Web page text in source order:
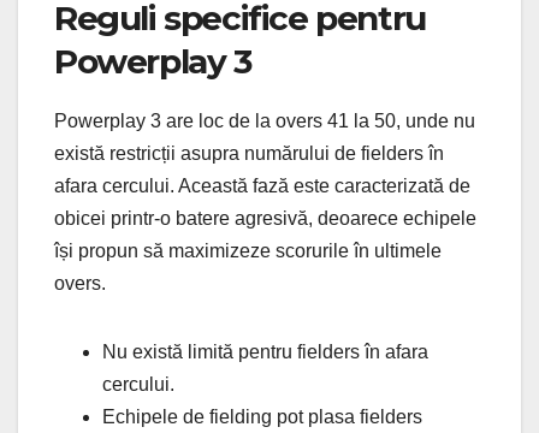
Reguli specifice pentru
Powerplay 3
Powerplay 3 are loc de la overs 41 la 50, unde nu
există restricții asupra numărului de fielders în
afara cercului. Această fază este caracterizată de
obicei printr-o batere agresivă, deoarece echipele
își propun să maximizeze scorurile în ultimele
overs.
Nu există limită pentru fielders în afara
cercului.
Echipele de fielding pot plasa fielders